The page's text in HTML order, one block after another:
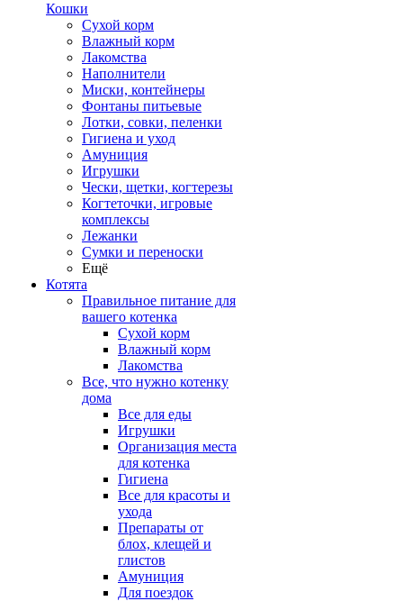
Кошки
Сухой корм
Влажный корм
Лакомства
Наполнители
Миски, контейнеры
Фонтаны питьевые
Лотки, совки, пеленки
Гигиена и уход
Амуниция
Игрушки
Чески, щетки, когтерезы
Когтеточки, игровые
комплексы
Лежанки
Сумки и переноски
Ещё
Котята
Правильное питание для
вашего котенка
Сухой корм
Влажный корм
Лакомства
Все, что нужно котенку
дома
Все для еды
Игрушки
Организация места
для котенка
Гигиена
Все для красоты и
ухода
Препараты от
блох, клещей и
глистов
Амуниция
Для поездок